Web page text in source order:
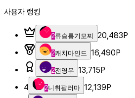
사용자 랭킹
2류승룡기모찌 20,483P
2캐치마인드 16,490P
2전영우 13,715P
4
2니취팔러마 12,139P